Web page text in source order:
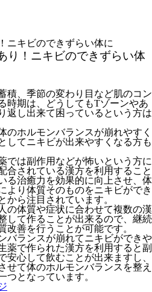
ニキビのできずらい体に
り！ニキビのできずらい体
積、季節の変わり目など肌のコン
時期は、どうしてもTゾーンやあ
返し出来て困っているという方は
のホルモンバランスが崩れやすく
してニキビが出来やすくなる方も
では副作用などが怖いという方に
合されている漢方を利用すること
る治癒力を効果的に向上させ、体
より体質そのものをニキビができ
から注目されています。
の体質や症状に合わせて複数の漢
して作ることが出来るので、継続
改善を行うことが可能です。
バランスが崩れてニキビができや
薬で作られた漢方を利用すると副
安心して飲むことが出来ますし、
せて体のホルモンバランスを整え
つとなっています。